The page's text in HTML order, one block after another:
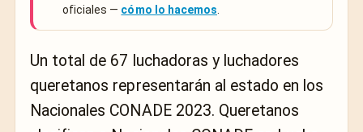
oficiales — cómo lo hacemos
Un total de 67 luchadoras y luchadores
queretanos representarán al estado en los
Nacionales CONADE 2023. Queretanos